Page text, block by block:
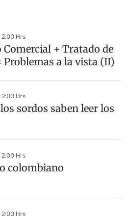
2:00 Hrs
+ Tratado de
Problemas a la vista (II)
2:00 Hrs
sordos saben leer los
2:00 Hrs
colombiano
2:00 Hrs